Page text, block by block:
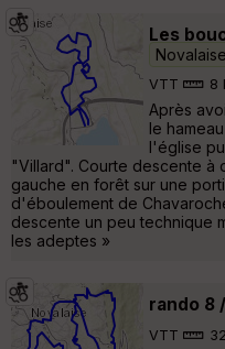
Les
Novalaise
VTT 8
Après
le
l'église
"Villard". Courte descente à
gauche en forêt sur une
d'éboulement de
descente un peu technique
les adeptes »
rando 8
VTT